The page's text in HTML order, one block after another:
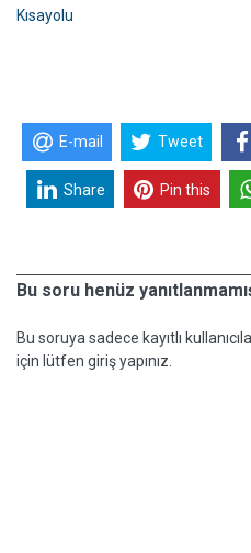
Kısayolu
E-mail Tweet
Share Pin this
Bu soru henüz
Bu soruya sadece kayıtlı
için lütfen giriş yapınız.